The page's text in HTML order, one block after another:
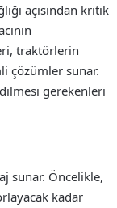
açısından kritik
traktörlerin
çözümler sunar.
gerekenleri
sunar. Öncelikle,
kadar